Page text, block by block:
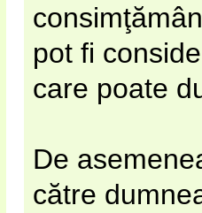
pot fi
care poate
De
către